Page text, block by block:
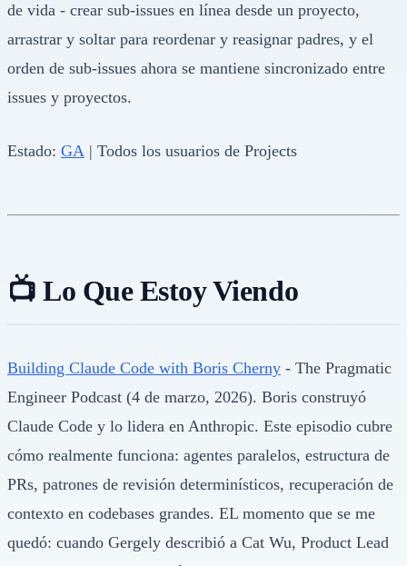
de vida - crear sub-issues en línea desde un proyecto,
arrastrar y soltar para reordenar y reasignar padres, y el
orden de sub-issues ahora se mantiene sincronizado entre
issues y proyectos.
Estado: GA | Todos los usuarios de Projects
📺 Lo Que Estoy Viendo
Building Claude Code with Boris Cherny - The Pragmatic
Engineer Podcast (4 de marzo, 2026). Boris construyó
Claude Code y lo lidera en Anthropic. Este episodio cubre
cómo realmente funciona: agentes paralelos, estructura de
PRs, patrones de revisión determinísticos, recuperación de
contexto en codebases grandes. EL momento que se me
quedó: cuando Gergely describió a Cat Wu, Product Lead